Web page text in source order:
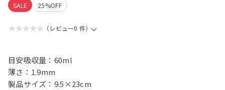
SALE 25%OFF
★★★★★ （レビュー0 件）
目安吸収量：60ml
薄さ：1.9mm
製品サイズ：9.5×23cm